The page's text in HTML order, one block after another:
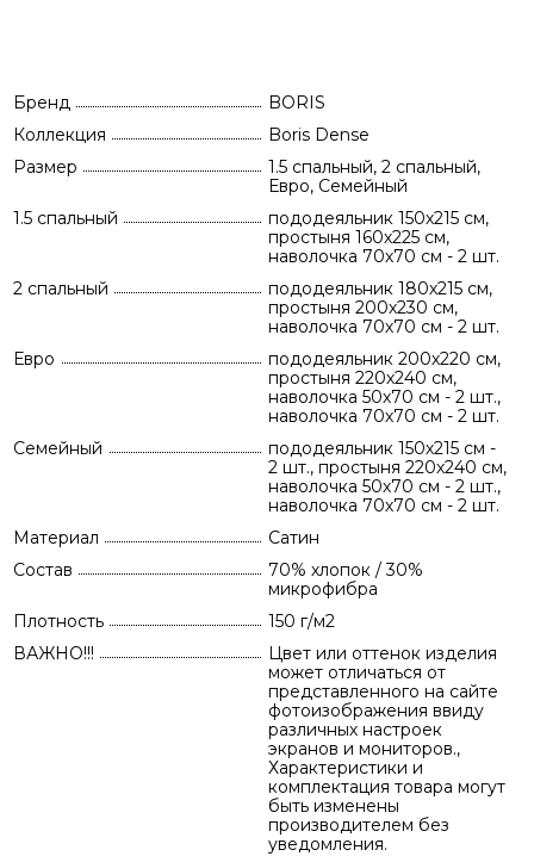
Бренд
BORIS
Коллекция
Boris Dense
Размер
1.5 спальный, 2 спальный,
Евро, Семейный
1.5 спальный
пододеяльник 150х215 см,
простыня 160х225 см,
наволочка 70х70 см - 2 шт.
2 спальный
пододеяльник 180х215 см,
простыня 200х230 см,
наволочка 70х70 см - 2 шт.
Евро
пододеяльник 200х220 см,
простыня 220х240 см,
наволочка 50х70 см - 2 шт.,
наволочка 70х70 см - 2 шт.
Семейный
пододеяльник 150х215 см -
2 шт., простыня 220х240 см,
наволочка 50х70 см - 2 шт.,
наволочка 70х70 см - 2 шт.
Материал
Сатин
Состав
70% хлопок / 30%
микрофибра
Плотность
150 г/м2
ВАЖНО!!!
Цвет или оттенок изделия
может отличаться от
представленного на сайте
фотоизображения ввиду
различных настроек
экранов и мониторов.,
Характеристики и
комплектация товара могут
быть изменены
производителем без
уведомления.